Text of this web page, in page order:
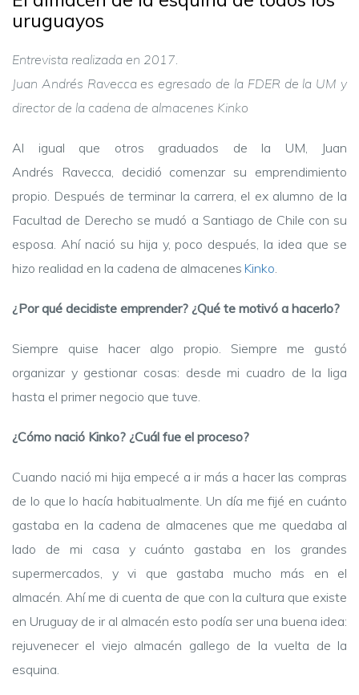
uruguayos
Entrevista realizada en 2017.
Juan Andrés Ravecca es egresado de la FDER de la UM y
director de la cadena de almacenes Kinko
Al igual que otros graduados de la UM, Juan
Andrés Ravecca, decidió comenzar su emprendimiento
propio. Después de terminar la carrera, el ex alumno de la
Facultad de Derecho se mudó a Santiago de Chile con su
esposa. Ahí nació su hija y, poco después, la idea que se
hizo realidad en la cadena de almacenes Kinko
¿Por qué decidiste emprender? ¿Qué te motivó a hacerlo?
Siempre quise hacer algo propio. Siempre me gustó
organizar y gestionar cosas: desde mi cuadro de la liga
hasta el primer negocio que tuve.
¿Cómo nació Kinko? ¿Cuál fue el proceso?
Cuando nació mi hija empecé a ir más a hacer las compras
de lo que lo hacía habitualmente. Un día me fijé en cuánto
gastaba en la cadena de almacenes que me quedaba al
lado de mi casa y cuánto gastaba en los grandes
supermercados, y vi que gastaba mucho más en el
almacén. Ahí me di cuenta de que con la cultura que existe
en Uruguay de ir al almacén esto podía ser una buena idea:
rejuvenecer el viejo almacén gallego de la vuelta de la
esquina.